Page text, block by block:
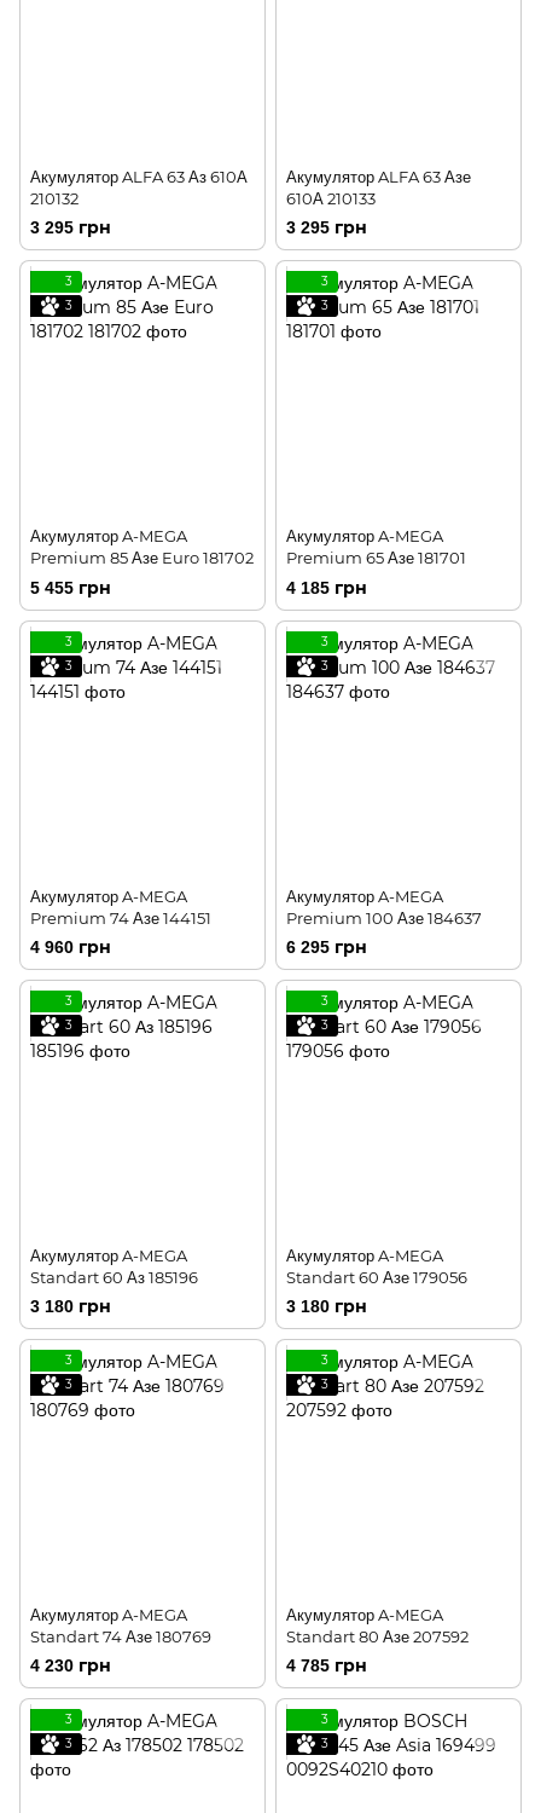
Акумулятор ALFA 63 Аз 610А
210132
3 295 грн
Акумулятор ALFA 63 Азе
610А 210133
3 295 грн
3
3
Акумулятор A-MEGA
Premium 85 Азе Euro 181702
5 455 грн
3
3
Акумулятор A-MEGA
Premium 65 Азе 181701
4 185 грн
3
3
Акумулятор A-MEGA
Premium 74 Азе 144151
4 960 грн
3
3
Акумулятор A-MEGA
Premium 100 Азе 184637
6 295 грн
3
3
Акумулятор A-MEGA
Standart 60 Аз 185196
3 180 грн
3
3
Акумулятор A-MEGA
Standart 60 Азе 179056
3 180 грн
3
3
Акумулятор A-MEGA
Standart 74 Азе 180769
4 230 грн
3
3
Акумулятор A-MEGA
Standart 80 Азе 207592
4 785 грн
3
3
3
3